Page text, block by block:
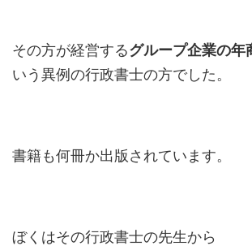
その方が経営するグループ企業の年
いう異例の行政書士の方でした。
書籍も何冊か出版されています。
ぼくはその行政書士の先生から